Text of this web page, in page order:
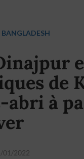
BANGLADESH
de
abri à
01/2022